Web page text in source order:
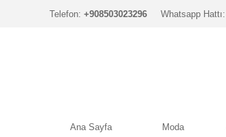
Telefon: +908503023296 Whatsapp Hattı:
Ana Sayfa Moda